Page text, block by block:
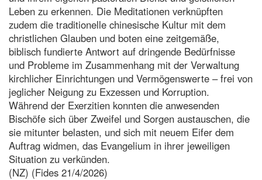
Leben zu erkennen. Die Meditationen verknüpften
zudem die traditionelle chinesische Kultur mit dem
christlichen Glauben und boten eine zeitgemäße,
biblisch fundierte Antwort auf dringende Bedürfnisse
und Probleme im Zusammenhang mit der Verwaltung
kirchlicher Einrichtungen und Vermögenswerte – frei von
jeglicher Neigung zu Exzessen und Korruption.
Während der Exerzitien konnten die anwesenden
Bischöfe sich über Zweifel und Sorgen austauschen, die
sie mitunter belasten, und sich mit neuem Eifer dem
Auftrag widmen, das Evangelium in ihrer jeweiligen
Situation zu verkünden.
(NZ) (Fides 21/4/2026)